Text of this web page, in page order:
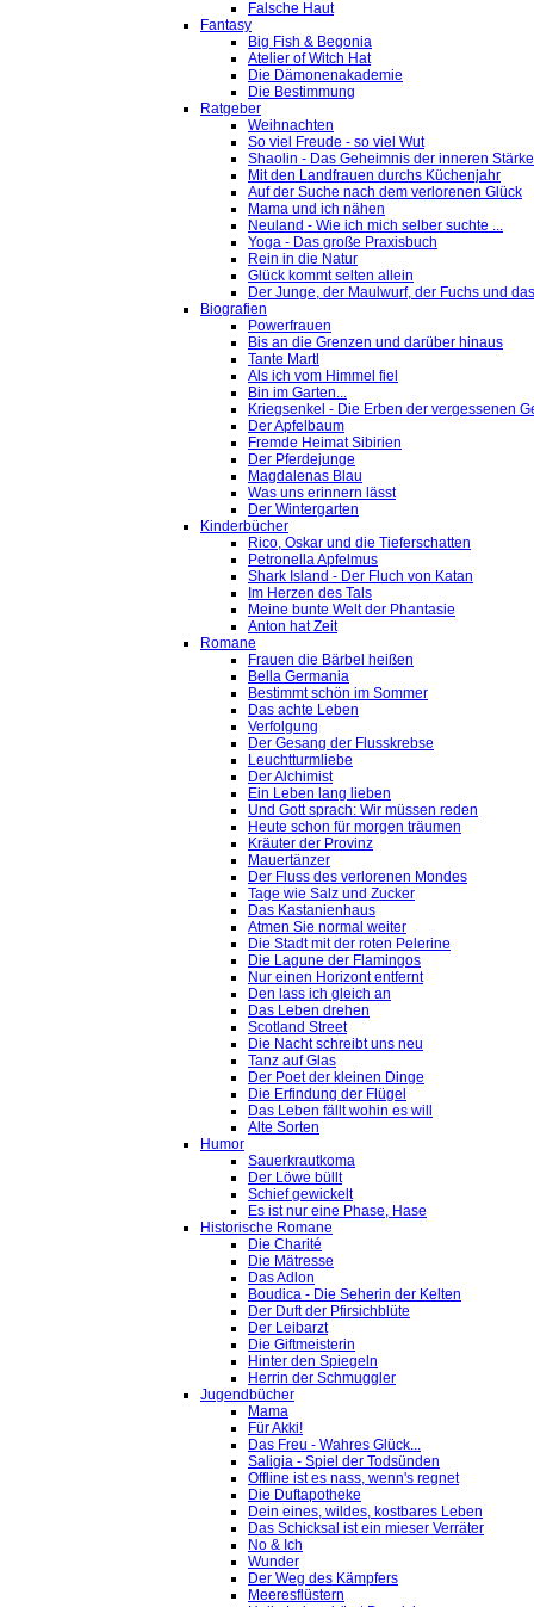
Falsche Haut
Fantasy
Big Fish & Begonia
Atelier of Witch Hat
Die Dämonenakademie
Die Bestimmung
Ratgeber
Weihnachten
So viel Freude - so viel Wut
Shaolin - Das Geheimnis der inneren Stärke
Mit den Landfrauen durchs Küchenjahr
Auf der Suche nach dem verlorenen Glück
Mama und ich nähen
Neuland - Wie ich mich selber suchte ...
Yoga - Das große Praxisbuch
Rein in die Natur
Glück kommt selten allein
Der Junge, der Maulwurf, der Fuchs und
Biografien
Powerfrauen
Bis an die Grenzen und darüber hinaus
Tante Martl
Als ich vom Himmel fiel
Bin im Garten...
Kriegsenkel - Die Erben der vergessenen
Der Apfelbaum
Fremde Heimat Sibirien
Der Pferdejunge
Magdalenas Blau
Was uns erinnern lässt
Der Wintergarten
Kinderbücher
Rico, Oskar und die Tieferschatten
Petronella Apfelmus
Shark Island - Der Fluch von Katan
Im Herzen des Tals
Meine bunte Welt der Phantasie
Anton hat Zeit
Romane
Frauen die Bärbel heißen
Bella Germania
Bestimmt schön im Sommer
Das achte Leben
Verfolgung
Der Gesang der Flusskrebse
Leuchtturmliebe
Der Alchimist
Ein Leben lang lieben
Und Gott sprach: Wir müssen reden
Heute schon für morgen träumen
Kräuter der Provinz
Mauertänzer
Der Fluss des verlorenen Mondes
Tage wie Salz und Zucker
Das Kastanienhaus
Atmen Sie normal weiter
Die Stadt mit der roten Pelerine
Die Lagune der Flamingos
Nur einen Horizont entfernt
Den lass ich gleich an
Das Leben drehen
Scotland Street
Die Nacht schreibt uns neu
Tanz auf Glas
Der Poet der kleinen Dinge
Die Erfindung der Flügel
Das Leben fällt wohin es will
Alte Sorten
Humor
Sauerkrautkoma
Der Löwe büllt
Schief gewickelt
Es ist nur eine Phase, Hase
Historische Romane
Die Charité
Die Mätresse
Das Adlon
Boudica - Die Seherin der Kelten
Der Duft der Pfirsichblüte
Der Leibarzt
Die Giftmeisterin
Hinter den Spiegeln
Herrin der Schmuggler
Jugendbücher
Mama
Für Akki!
Das Freu - Wahres Glück...
Saligia - Spiel der Todsünden
Offline ist es nass, wenn's regnet
Die Duftapotheke
Dein eines, wildes, kostbares Leben
Das Schicksal ist ein mieser Verräter
No & Ich
Wunder
Der Weg des Kämpfers
Meeresflüstern